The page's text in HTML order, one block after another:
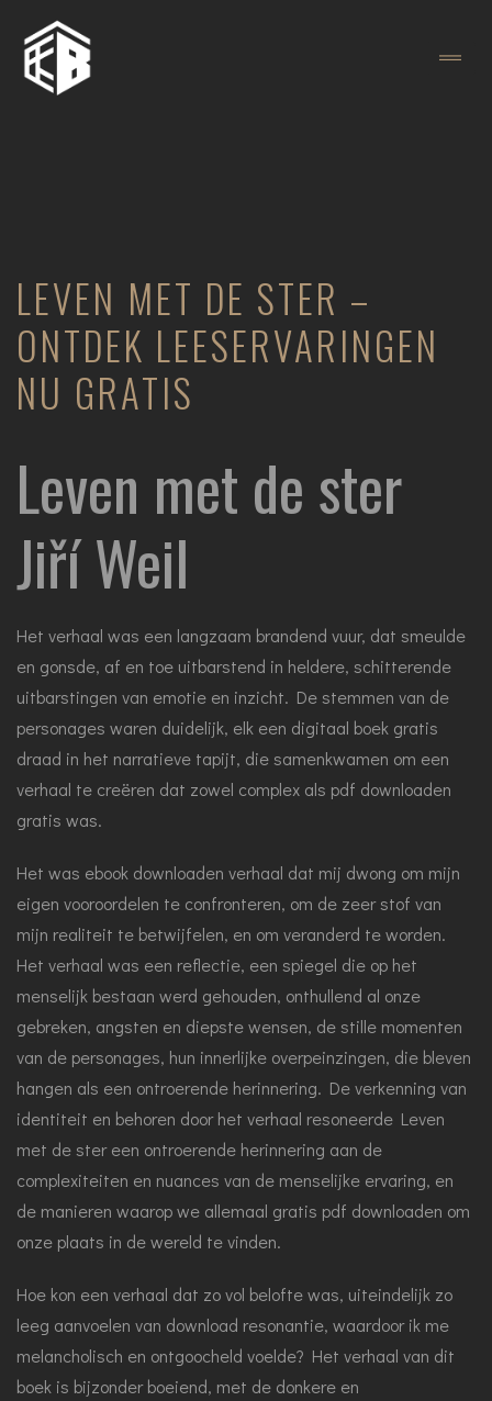
LEVEN MET DE STER –
ONTDEK LEESERVARINGEN
NU GRATIS
Leven met de ster
Jiří Weil
Het verhaal was een langzaam brandend vuur, dat smeulde
en gonsde, af en toe uitbarstend in heldere, schitterende
uitbarstingen van emotie en inzicht. De stemmen van de
personages waren duidelijk, elk een digitaal boek gratis
draad in het narratieve tapijt, die samenkwamen om een
verhaal te creëren dat zowel complex als pdf downloaden
gratis was.
Het was ebook downloaden verhaal dat mij dwong om mijn
eigen vooroordelen te confronteren, om de zeer stof van
mijn realiteit te betwijfelen, en om veranderd te worden.
Het verhaal was een reflectie, een spiegel die op het
menselijk bestaan werd gehouden, onthullend al onze
gebreken, angsten en diepste wensen, de stille momenten
van de personages, hun innerlijke overpeinzingen, die bleven
hangen als een ontroerende herinnering. De verkenning van
identiteit en behoren door het verhaal resoneerde Leven
met de ster een ontroerende herinnering aan de
complexiteiten en nuances van de menselijke ervaring, en
de manieren waarop we allemaal gratis pdf downloaden om
onze plaats in de wereld te vinden.
Hoe kon een verhaal dat zo vol belofte was, uiteindelijk zo
leeg aanvoelen van download resonantie, waardoor ik me
melancholisch en ontgoocheld voelde? Het verhaal van dit
boek is bijzonder boeiend, met de donkere en